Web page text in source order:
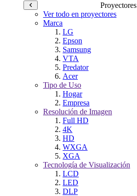
Proyectores
Ver todo en proyectores
Marca
LG
Epson
Samsung
VTA
Predator
Acer
Tipo de Uso
Hogar
Empresa
Resolución de Imagen
Full HD
4K
HD
WXGA
XGA
Tecnología de Visualización
LCD
LED
DLP